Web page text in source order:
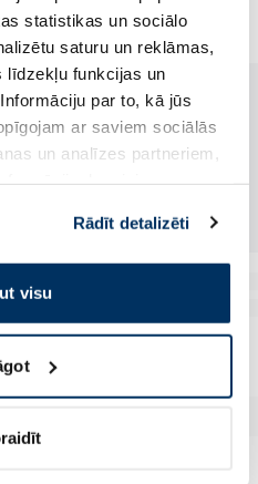
statistikas un sociālo
saturu un reklāmas,
līdzekļu funkcijas un
par to, kā jūs
ar saviem sociālās
un analīzes partneriem,
papildu sīkdatņu
savu izvēli:
Rādīt detalizēti
visu